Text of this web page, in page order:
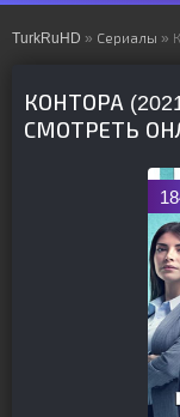
TurkRuHD » Сериалы »
КОНТОРА
СМОТРЕТЬ